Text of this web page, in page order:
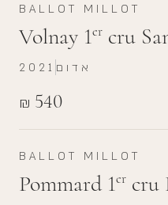
BALLOT MILLOT
Volnay 1er cru
₪ 540
2021 אדום
BALLOT MILLOT
Pommard 1er cru